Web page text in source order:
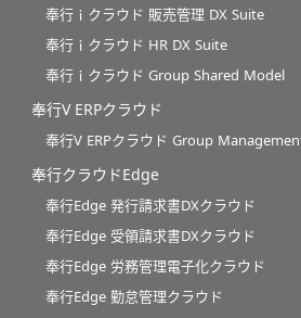
奉行ｉクラウド 販売管理 DX Suite
奉行ｉクラウド HR DX Suite
奉行ｉクラウド Group Shared Model
奉行V ERPクラウド
奉行V ERPクラウド Group
奉行クラウドEdge
奉行Edge 発行請求書DXクラウド
奉行Edge 受領請求書DXクラウド
奉行Edge 労務管理電子化クラウド
奉行Edge 勤怠管理クラウド